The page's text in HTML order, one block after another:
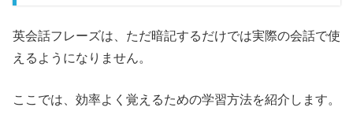
英会話フレーズは、ただ暗記するだけでは実際の会話で使
えるようになりません。
ここでは、効率よく覚えるための学習方法を紹介します。